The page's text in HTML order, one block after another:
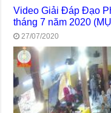
Video Giải Đáp Đạo
tháng 7 năm 2020
27/07/2020